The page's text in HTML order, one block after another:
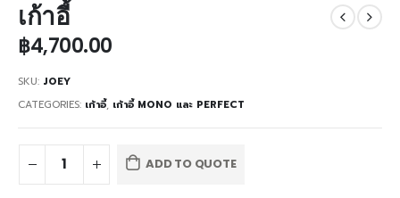
เก้าอี้
฿4,700.00
SKU: JOEY
CATEGORIES: เก้าอี้, เก้าอี้ MONO และ PERFECT
ADD TO QUOTE